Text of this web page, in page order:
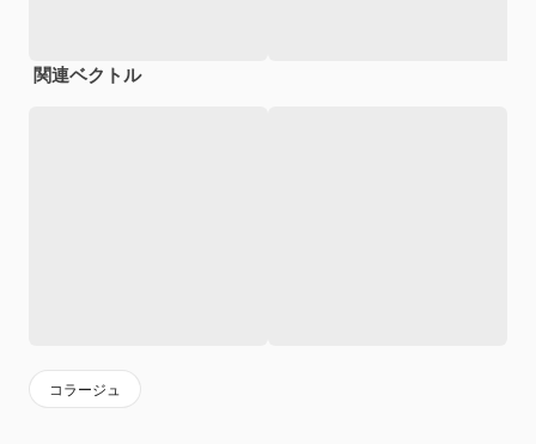
関連ベクトル
コラージュ